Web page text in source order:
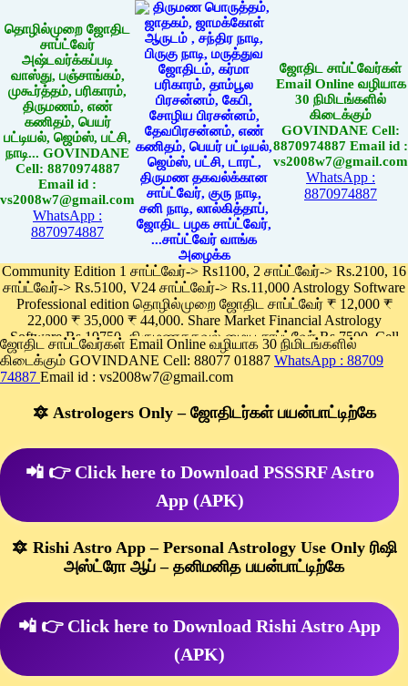
தொழில்முறை ஜோதிட
சாப்ட்வேர்
அஷ்டவர்க்கப்படி
வாஸ்து, பஞ்சாங்கம்,
முகூர்த்தம், பரிகாரம்,
திருமணம், எண்
கணிதம், பெயர்
பட்டியல், ஜெம்ஸ், பட்சி,
நாடி... GOVINDANE
Cell: 8870974887
Email id :
vs2008w7@gmail.com
WhatsApp :
8870974887
ஜோதிட சாப்ட்வேர்கள்
Email Online வழியாக
30 நிமிடங்களில்
கிடைக்கும்
GOVINDANE Cell:
8870974887 Email id :
vs2008w7@gmail.com
WhatsApp :
8870974887
Community Edition 1 சாப்ட்வேர்-> Rs1100, 2 சாப்ட்வேர்-> Rs.2100, 16
சாப்ட்வேர்-> Rs.5100, V24 சாப்ட்வேர்-> Rs.11,000 Astrology Software
Professional edition தொழில்முறை ஜோதிட சாப்ட்வேர் ₹ 12,000 ₹
22,000 ₹ 35,000 ₹ 44,000. Share Market Financial Astrology
Software Rs.19750, திருமணதகவல் மைய சாப்ட்வேர் Rs.7500, Cell
Phone App Rs. 1100
Pay online
ஜோதிட சாப்ட்வேர்கள் Email Online வழியாக 30 நிமிடங்களில்
கிடைக்கும் GOVINDANE Cell: 88077 01887 WhatsApp : 88709
74887 Email id : vs2008w7@gmail.com
🔯 Astrologers Only – ஜோதிடர்கள் பயன்பாட்டிற்கே
📲 👉 Click here to Download PSSSRF Astro
App (APK)
🔯 Rishi Astro App – Personal Astrology Use Only ரிஷி
அஸ்ட்ரோ ஆப் – தனிமனித பயன்பாட்டிற்கே
📲 👉 Click here to Download Rishi Astro App
(APK)